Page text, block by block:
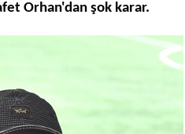
Orhan'dan şok karar.